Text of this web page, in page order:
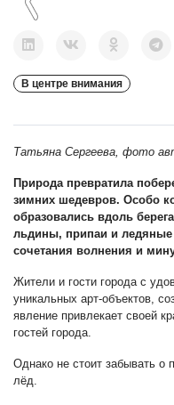
Previous
В центре внимания
Татьяна Сергеева, фото
Природа превратила
зимних шедевров. Особо
образовались вдоль
льдины, припаи и ледяные
сочетания волнения и
Жители и гости города с
уникальных арт-объектов,
явление привлекает своей
гостей города.
Однако не стоит забывать о
лёд.